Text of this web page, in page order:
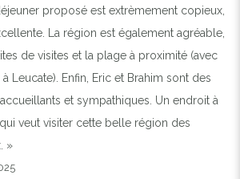
proposé est extrèmement copieux,
La région est également agréable,
de visites et la plage à proximité (avec
Leucate). Enfin, Eric et Brahim sont des
et sympathiques. Un endroit à
veut visiter cette belle région des
»